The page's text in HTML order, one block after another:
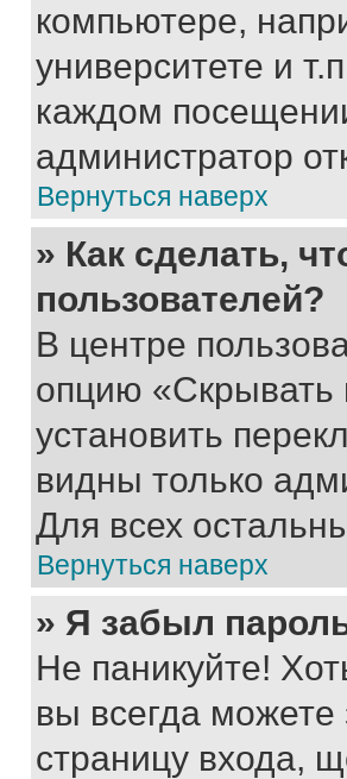
компьютере,
университете и
каждом
администратор
Вернуться наверх
» Как сделать,
пользователей?
В центре
опцию
установить
видны только
Для всех
Вернуться наверх
» Я забыл
Не паникуйте!
вы всегда можете
страницу входа,